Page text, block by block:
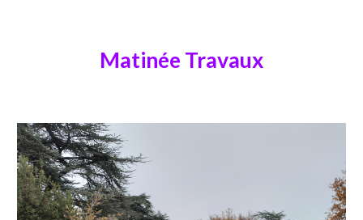
Matinée Travaux